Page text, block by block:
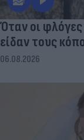
Όταν οι
είδαν τους
06.08.2026